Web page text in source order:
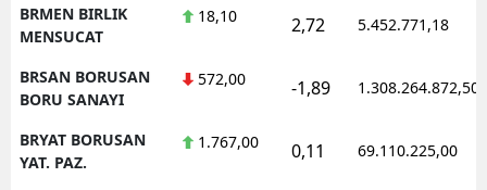
BRMEN BIRLIK
MENSUCAT
18,10 2,72 5.452.771,18
BRSAN BORUSAN
BORU SANAYI
572,00 -1,89 1.308.264.872,50
BRYAT BORUSAN
YAT. PAZ.
1.767,00 0,11 69.110.225,00